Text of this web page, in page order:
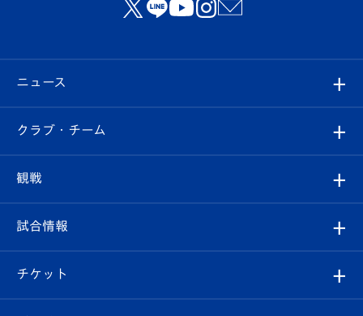
ニュース
すべて
クラブ
試合情報
クラブ・チーム
クラブ概要
エンブレム紹介
観戦
観戦ルール
はじめての観戦ガイド
試合情報
試合日程/結果
チケット